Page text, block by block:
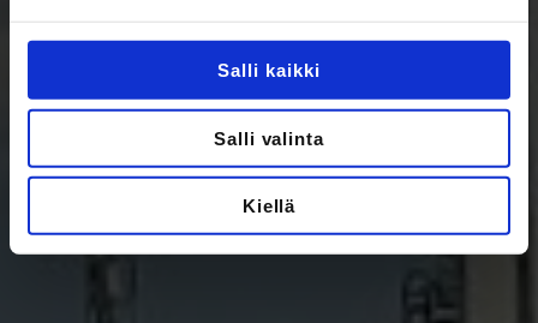
Salli kaikki
Salli valinta
Kiellä